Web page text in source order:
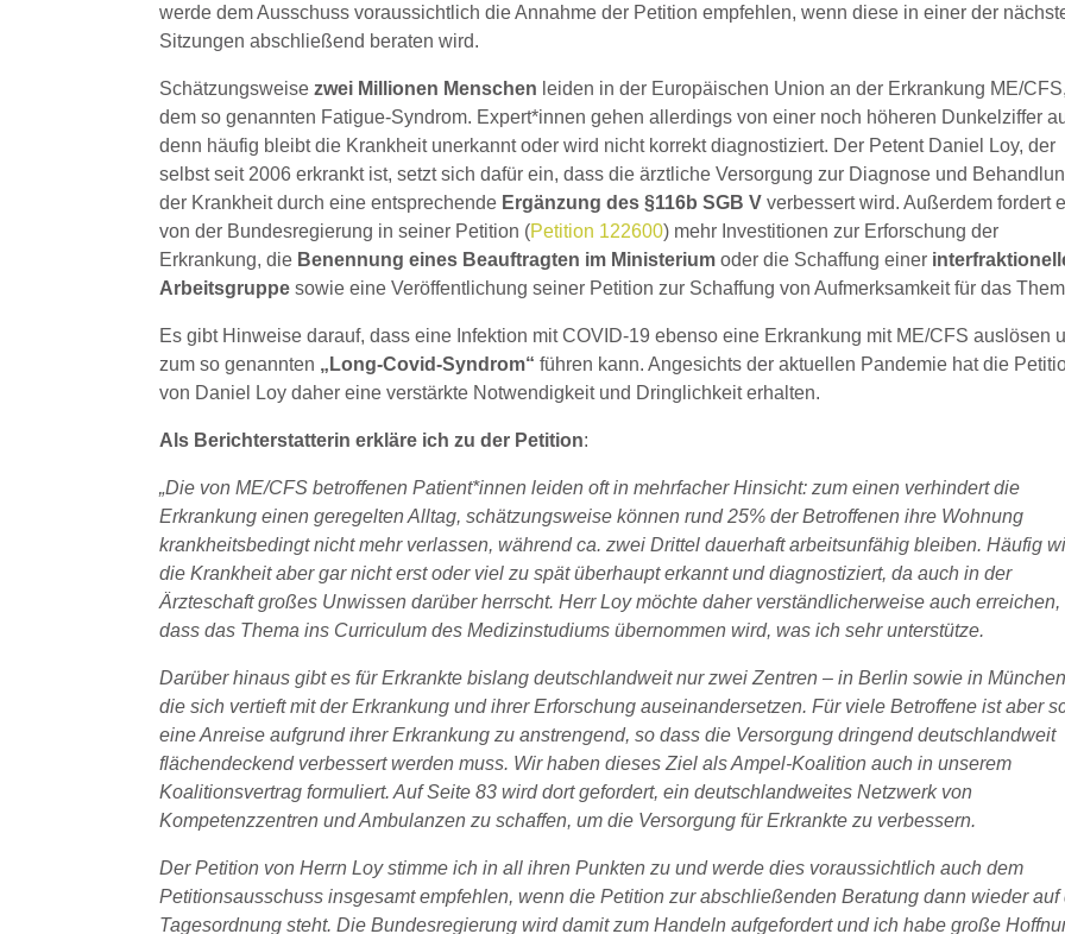
werde dem Ausschuss voraussichtlich die Annahme der Petition empfehlen, wenn diese in einer der
Sitzungen abschließend beraten wird.
Schätzungsweisezwei Millionen Menschen leiden in der Europäischen Union an der Erkrankung ME/CFS,
dem so genannten Fatigue-Syndrom. Expert*innen gehen allerdings von einer noch höheren Dunkelziffer
denn häufig bleibt die Krankheit unerkannt oder wird nicht korrekt diagnostiziert. Der Petent Daniel Loy, der
selbst seit 2006 erkrankt ist, setzt sich dafür ein, dass die ärztliche Versorgung zur Diagnose und
der Krankheit durch eine entsprechende Ergänzung des §116b SGB V verbessert wird. Außerdem fordert
von der Bundesregierung in seiner Petition (Petition 122600) mehr Investitionen zur Erforschung der
Erkrankung, die Benennung eines Beauftragten im Ministerium oder die Schaffung einer
Arbeitsgruppesowie eine Veröffentlichung seiner Petition zur Schaffung von Aufmerksamkeit für das
Es gibt Hinweise darauf, dass eine Infektion mit COVID-19 ebenso eine Erkrankung mit ME/CFS auslösen
zum so genannten „Long-Covid-Syndrom“ führen kann. Angesichts der aktuellen Pandemie hat die
von Daniel Loy daher eine verstärkte Notwendigkeit und Dringlichkeit erhalten.
Als Berichterstatterin erkläre ich zu der Petition:
„Die von ME/CFS betroffenen Patient*innen leiden oft in mehrfacher Hinsicht: zum einen verhindert die
Erkrankung einen geregelten Alltag, schätzungsweise können rund 25% der Betroffenen ihre Wohnung
krankheitsbedingt nicht mehr verlassen, während ca. zwei Drittel dauerhaft arbeitsunfähig bleiben. Häufig
die Krankheit aber gar nicht erst oder viel zu spät überhaupt erkannt und diagnostiziert, da auch in der
Ärzteschaft großes Unwissen darüber herrscht. Herr Loy möchte daher verständlicherweise auch erreichen,
dass das Thema ins Curriculum des Medizinstudiums übernommen wird, was ich sehr unterstütze.
Darüber hinaus gibt es für Erkrankte bislang deutschlandweit nur zwei Zentren – in Berlin sowie in
die sich vertieft mit der Erkrankung und ihrer Erforschung auseinandersetzen. Für viele Betroffene ist aber
eine Anreise aufgrund ihrer Erkrankung zu anstrengend, so dass die Versorgung dringend deutschlandweit
flächendeckend verbessert werden muss. Wir haben dieses Ziel als Ampel-Koalition auch in unserem
Koalitionsvertrag formuliert. Auf Seite 83 wird dort gefordert, ein deutschlandweites Netzwerk von
Kompetenzzentren und Ambulanzen zu schaffen, um die Versorgung für Erkrankte zu verbessern.
Der Petition von Herrn Loy stimme ich in all ihren Punkten zu und werde dies voraussichtlich auch dem
Petitionsausschuss insgesamt empfehlen, wenn die Petition zur abschließenden Beratung dann wieder auf
Tagesordnung steht. Die Bundesregierung wird damit zum Handeln aufgefordert und ich habe große